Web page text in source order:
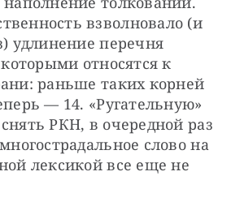
взволновало (и
удлинение перечня
относятся к
раньше таких корней
— 14. «Ругательную»
РКН, в очередной раз
слово на
лексикой все еще не